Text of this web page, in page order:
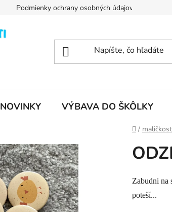
Podmienky ochrany osobných údajov
NOVINKY VÝBAVA DO ŠKÔLKY
Domov
/
Zabudni na
poteší...